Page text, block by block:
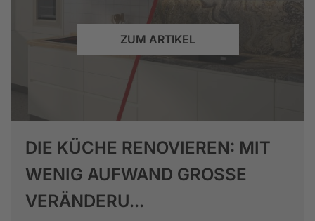
ZUM ARTIKEL
DIE KÜCHE RENOVIEREN: MIT
WENIG AUFWAND GROSSE V
ERÄNDERU...